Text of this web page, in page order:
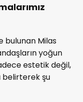
bulunan Milas
yoğun
estetik değil,
belirterek şu